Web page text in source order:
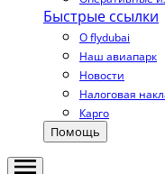
Быстрые ссылки
О flydubai
Наш авиапарк
Новости
Налоговая
Карго
Помощь